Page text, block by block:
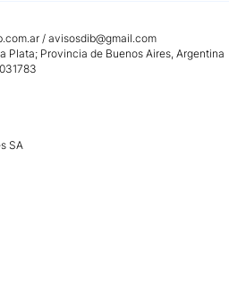
/ avisosdib@gmail.com
Plata; Provincia de Buenos Aires, Argentina
SA